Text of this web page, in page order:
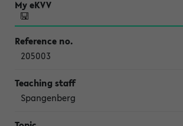
205003
Spangenberg